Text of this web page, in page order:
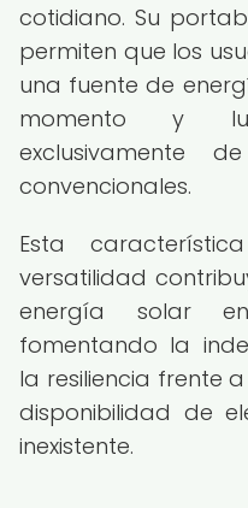
cotidiano. Su
permiten que los
una fuente de
momento y
exclusivamente
convencionales.
Esta
versatilidad
energía solar
fomentando la
la resiliencia frente
disponibilidad de
inexistente.